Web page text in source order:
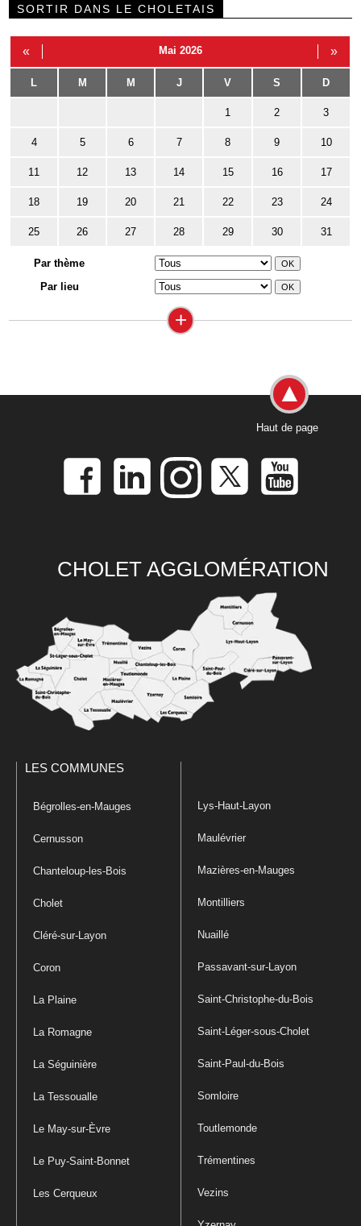
SORTIR DANS LE CHOLETAIS
« Mai 2026 »
L M M J V S D
1 2 3
4 5 6 7 8 9 10
11 12 13 14 15 16 17
18 19 20 21 22 23 24
25 26 27 28 29 30 31
Par thème
Par lieu
+
Haut de page
CHOLET AGGLOMÉRATION
LES COMMUNES
Bégrolles-en-Mauges
Cernusson
Chanteloup-les-Bois
Cholet
Cléré-sur-Layon
Coron
La Plaine
La Romagne
La Séguinière
La Tessoualle
Le May-sur-Èvre
Le Puy-Saint-Bonnet
Les Cerqueux
Lys-Haut-Layon
Maulévrier
Mazières-en-Mauges
Montilliers
Nuaillé
Passavant-sur-Layon
Saint-Christophe-du-Bois
Saint-Léger-sous-Cholet
Saint-Paul-du-Bois
Somloire
Toutlemonde
Trémentines
Vezins